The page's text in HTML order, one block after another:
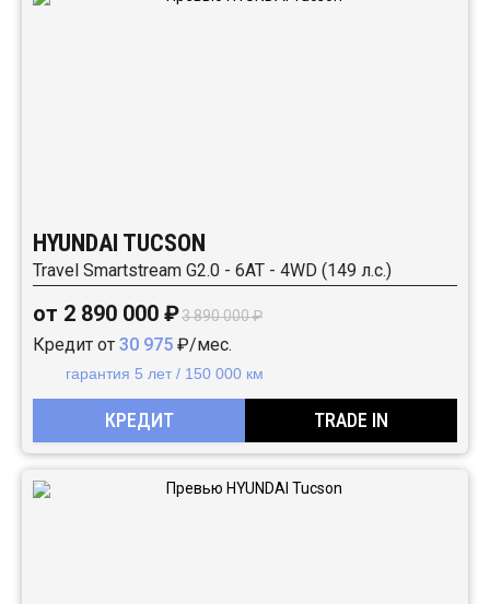
HYUNDAI TUCSON
Travel Smartstream G2.0 - 6AT - 4WD (149 л.с.)
от 2 890 000 ₽3 890 000 ₽
Кредит от 30 975 ₽/мес.
гарантия 5 лет / 150 000 км
КРЕДИТ TRADE IN